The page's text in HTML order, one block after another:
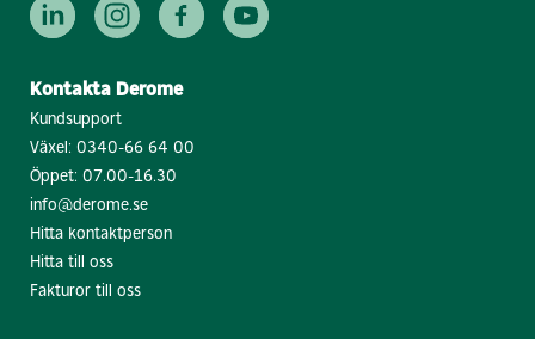
Kontakta Derome
Kundsupport
Växel: 0340-66 64 00
Öppet: 07.00-16.30
info@derome.se
Hitta kontaktperson
Hitta till oss
Fakturor till oss